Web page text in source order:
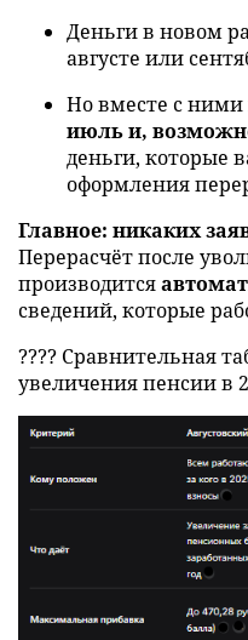
Деньги в новом
августе или
Но вместе с
июль и,
деньги, которые
оформления
Главное: никаких
Перерасчёт после
производится
сведений, которые
???? Сравнительная
увеличения пенсии в